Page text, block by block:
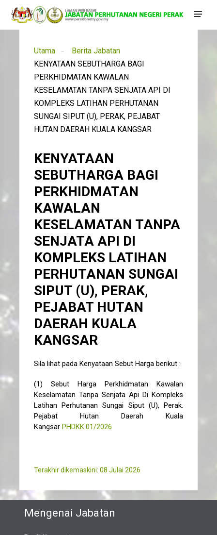
Utama
Berita Jabatan
KENYATAAN SEBUTHARGA BAGI
PERKHIDMATAN KAWALAN
KESELAMATAN TANPA SENJATA API DI
KOMPLEKS LATIHAN PERHUTANAN
SUNGAI SIPUT (U), PERAK, PEJABAT
HUTAN DAERAH KUALA KANGSAR
KENYATAAN
SEBUTHARGA BAGI
PERKHIDMATAN
KAWALAN
KESELAMATAN TANPA
SENJATA API DI
KOMPLEKS LATIHAN
PERHUTANAN SUNGAI
SIPUT (U), PERAK,
PEJABAT HUTAN
DAERAH KUALA
KANGSAR
Sila lihat pada Kenyataan Sebut Harga berikut :
(1) Sebut Harga Perkhidmatan Kawalan
Keselamatan Tanpa Senjata Api Di Kompleks
Latihan Perhutanan Sungai Siput (U), Perak.
Pejabat Hutan Daerah Kuala
Kangsar PHDKK.01/2026
Terakhir dikemaskini: 08 Julai 2026
Mengenai Jabatan